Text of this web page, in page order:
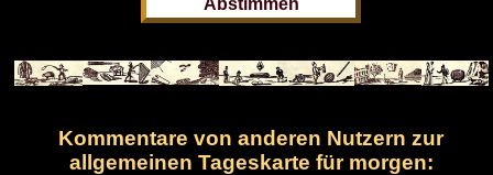
Kommentare von anderen Nutzern zur
allgemeinen Tageskarte für morgen: